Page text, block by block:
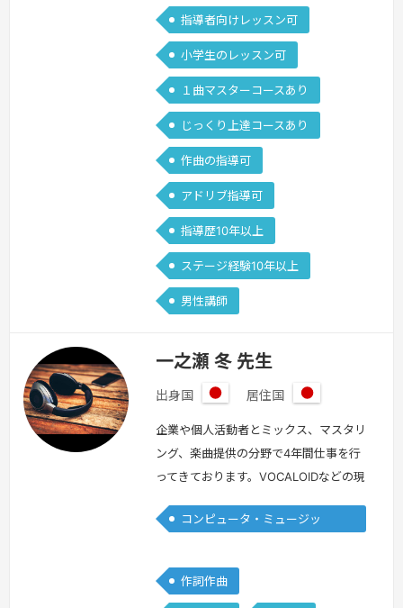
の楽器とのアンサンブルについてなどな
ど、みなさんの鍵盤ハーモニカ演奏がよ
り充実したものになるように多彩な内容
を扱っ…
続きを見る »
指導者向けレッスン可
小学生のレッスン可
１曲マスターコースあり
じっくり上達コースあり
作曲の指導可
アドリブ指導可
指導歴10年以上
ステージ経験10年以上
男性講師
一之瀬 冬 先生
出身国
本
居住国
本
企業や個人活動者とミックス、マスタリ
ング、楽曲提供の分野で4年間仕事を行
ってきております。VOCALOIDなどの現
たいけど何から手をつければ良いか分か
あえず1曲作れるようになる、専門シラ
バスを沢山の研究の末作り上げました。
コンピュータ・ミュージッ
作詞作曲